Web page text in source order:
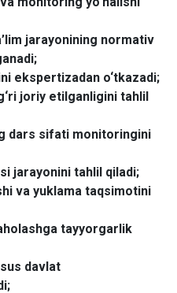
jarayonining normativ
ekspertizadan o‘tkazadi;
joriy etilganligini tahlil
dars sifati monitoringini
jarayonini tahlil qiladi;
va yuklama taqsimotini
tayyorgarlik
davlat